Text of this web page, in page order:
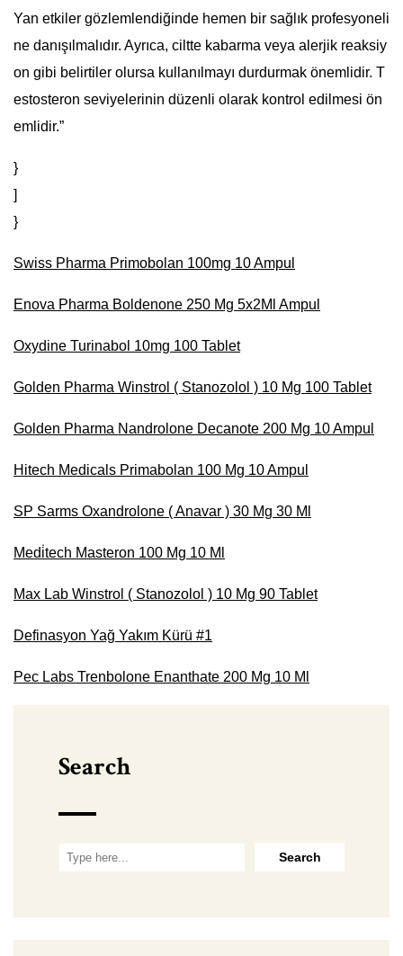
Yan etkiler gözlemlendiğinde hemen bir sağlık profesyoneli
ne danışılmalıdır. Ayrıca, ciltte kabarma veya alerjik reaksiy
on gibi belirtiler olursa kullanılmayı durdurmak önemlidir. T
estosteron seviyelerinin düzenli olarak kontrol edilmesi ön
emlidir.”
}
]
}
Swiss Pharma Primobolan 100mg 10 Ampul
Enova Pharma Boldenone 250 Mg 5x2Ml Ampul
Oxydine Turinabol 10mg 100 Tablet
Golden Pharma Winstrol ( Stanozolol ) 10 Mg 100 Tablet
Golden Pharma Nandrolone Decanote 200 Mg 10 Ampul
Hitech Medicals Primabolan 100 Mg 10 Ampul
SP Sarms Oxandrolone ( Anavar ) 30 Mg 30 Ml
Medi̇tech Masteron 100 Mg 10 Ml
Max Lab Winstrol ( Stanozolol ) 10 Mg 90 Tablet
Definasyon Yağ Yakım Kürü #1
Pec Labs Trenbolone Enanthate 200 Mg 10 Ml
Search